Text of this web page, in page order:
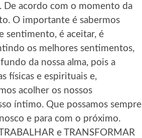
De acordo com o momento da
O importante é sabermos
sentimento, é aceitar, é
os melhores sentimentos,
da nossa alma, pois a
físicas e espirituais e,
acolher os nossos
íntimo. Que possamos sempre
e para com o próximo.
e TRANSFORMAR